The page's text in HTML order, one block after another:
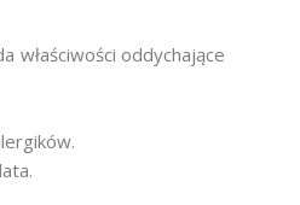
właściwości oddychające